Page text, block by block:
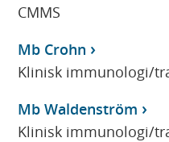
CMMS
Mb Crohn
Klinisk immunologi/
Mb Waldenström
Klinisk immunologi/